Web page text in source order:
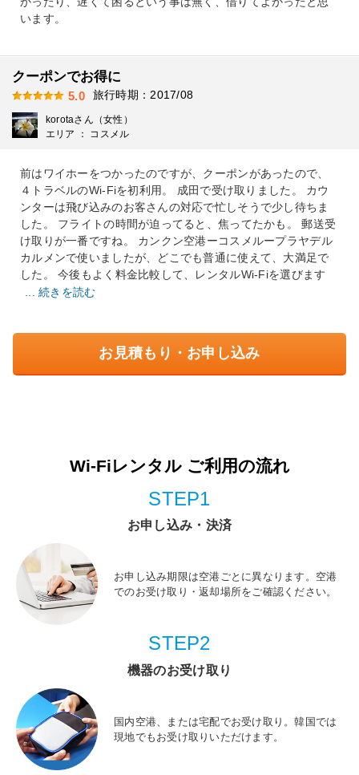
います。
クーポンでお得に
5.0 旅行時期：2017/08
korotaさん（女性）
エリア ： コスメル
前はワイホーをつかったのですが、クーポンがあったので、
４トラベルのWi-Fiを初利用。 成田で受け取りました。 カウ
ンターは飛び込みのお客さんの対応で忙しそうで少し待ちま
した。 フライトの時間が迫ってると、焦ってたかも。 郵送受
け取りが一番ですね。 カンクン空港ーコスメループラヤデル
カルメンで使いましたが、どこでも普通に使えて、大満足で
した。 今後もよく料金比較して、レンタルWi-Fiを選びます
... 続きを読む
お見積もり・お申し込み
Wi-Fiレンタル ご利用の流れ
STEP1
お申し込み・決済
お申し込み期限は空港ごとに異なります。空港
でのお受け取り・返却場所をご確認ください。
STEP2
機器のお受け取り
国内空港、または宅配でお受け取り。韓国では
現地でもお受け取りいただけます。